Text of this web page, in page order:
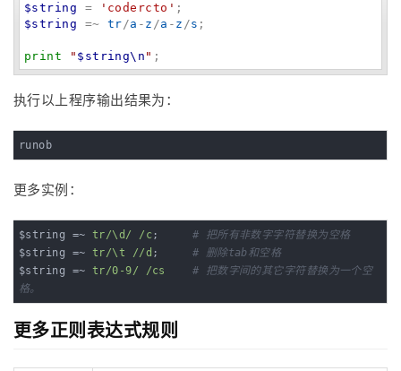
$string = ' codercto '
$string =~ tr/a - z /a - z /s ;
print " $string\n " ;
执行以上程序输出结果为：
runob
更多实例：
$string =~ tr/\d/ /c; # 把所有非数字字符替换为空格
$string =~ tr/\t //d ; # 删除tab和空格
$string =~ tr/0-9/ /cs
# 把数字间的其它字符替换为一个空
格。
更多正则表达式规则